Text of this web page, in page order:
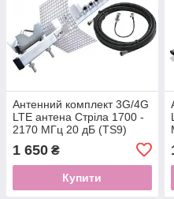
Антенний комплект 3G/4G
LTE антена Стріла 1700 -
2170 МГц 20 дБ (TS9)
1 650 ₴
Купити